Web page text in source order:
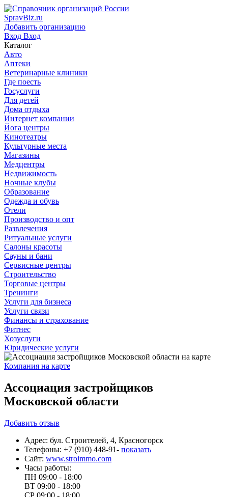
SpravBiz.ru
Добавить организацию
Вход Вход
Каталог
Авто
Аптеки
Ветеринарные клиники
Где поесть
Госуслуги
Для детей
Дома отдыха
Интернет компании
Йога центры
Кинотеатры
Культурные места
Магазины
Медцентры
Недвижимость
Ночные клубы
Образование
Одежда и обувь
Отели
Производство и опт
Развлечения
Ритуальные услуги
Салоны красоты
Сауны и бани
Сервисные центры
Строительство
Торговые центры
Тренинги
Услуги для бизнеса
Услуги связи
Финансы и страхование
Фитнес
Хозуслуги
Юридические услуги
Компания на карте
Ассоциация застройщиков
Московской области
Добавить отзыв
Адрес: бул. Строителей, 4, Красногорск
Телефоны: +7 (910) 448-91- показать
Сайт: www.stroimmo.com
Часы работы:
ПН 09:00 - 18:00
ВТ 09:00 - 18:00
СР 09:00 - 18:00